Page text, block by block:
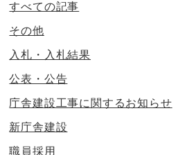
すべての記事
その他
入札・入札結果
公表・公告
庁舎建設工事に関するお知らせ
新庁舎建設
職員採用